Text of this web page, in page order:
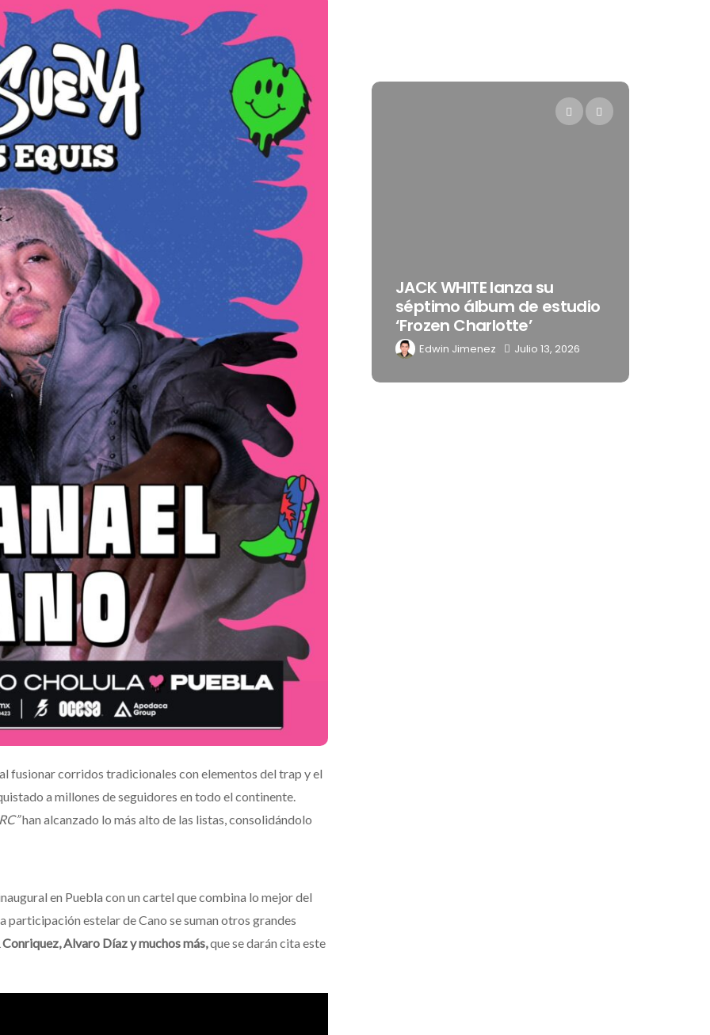
fusionar corridos tradicionales con elementos del trap y el
a millones de seguidores en todo el continente.
han alcanzado lo más alto de las listas, consolidándolo
en Puebla con un cartel que combina lo mejor del
estelar de Cano se suman otros grandes
Alvaro Díaz y muchos más,que se darán cita este
Equis 2026: La
sonora
las
Boca del Río y
Julio 13, 2026
JACK WHITE lanza su
séptimo álbum de estudio
‘Frozen Charlotte’
Edwin Jimenez
como su nueva
embajadora para
Latinoamérica
Edwin Jimenez Julio 13, 2026